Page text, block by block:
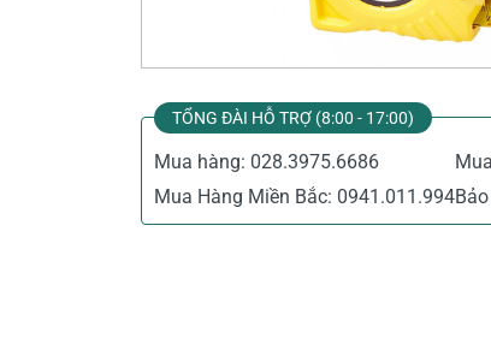
TỔNG ĐÀI HỖ TRỢ (8:00 - 17:00)
Mua hàng: 028.3975.6686
Mua Hàng Miền Bắc: 0941.011.994